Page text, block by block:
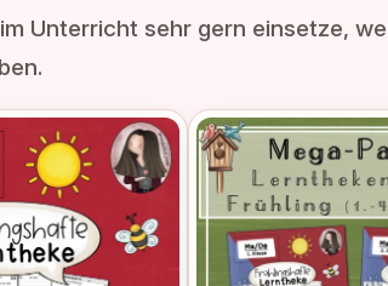
Unterricht sehr gern einsetze,